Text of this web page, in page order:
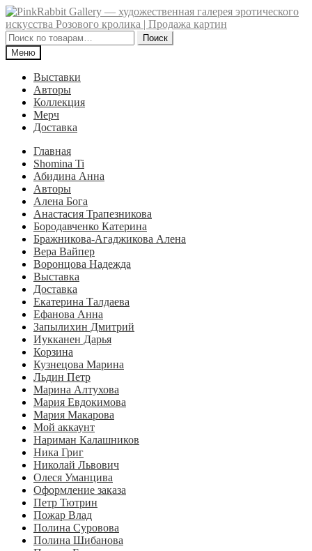
Перейти
к
навигации
Перейти
к
содержимому
Искать:
Поиск
Меню
Выставки
Авторы
Коллекция
Мерч
Доставка
Главная
Shomina Ti
Абидина Анна
Авторы
Алена Бога
Анастасия Трапезникова
Бородавченко Катерина
Бражникова-Агаджикова Алена
Вера Вайпер
Воронцова Надежда
Выставка
Доставка
Екатерина Талдаева
Ефанова Анна
Запылихин Дмитрий
Иукканен Дарья
Корзина
Кузнецова Марина
Льдин Петр
Марина Алтухова
Мария Евдокимова
Мария Макарова
Мой аккаунт
Нариман Калашников
Ника Григ
Николай Львович
Олеся Уманцива
Оформление заказа
Петр Тютрин
Пожар Влад
Полина Суровова
Полина Шибанова